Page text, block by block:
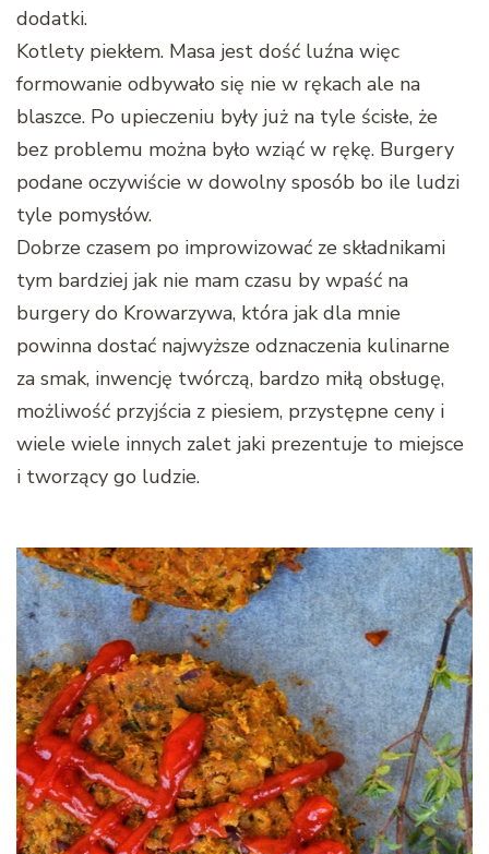
dodatki.
Kotlety piekłem. Masa jest dość luźna więc
formowanie odbywało się nie w rękach ale na
blaszce. Po upieczeniu były już na tyle ścisłe, że
bez problemu można było wziąć w rękę. Burgery
podane oczywiście w dowolny sposób bo ile ludzi
tyle pomysłów.
Dobrze czasem po improwizować ze składnikami
tym bardziej jak nie mam czasu by wpaść na
burgery do Krowarzywa, która jak dla mnie
powinna dostać najwyższe odznaczenia kulinarne
za smak, inwencję twórczą, bardzo miłą obsługę,
możliwość przyjścia z piesiem, przystępne ceny i
wiele wiele innych zalet jaki prezentuje to miejsce
i tworzący go ludzie.